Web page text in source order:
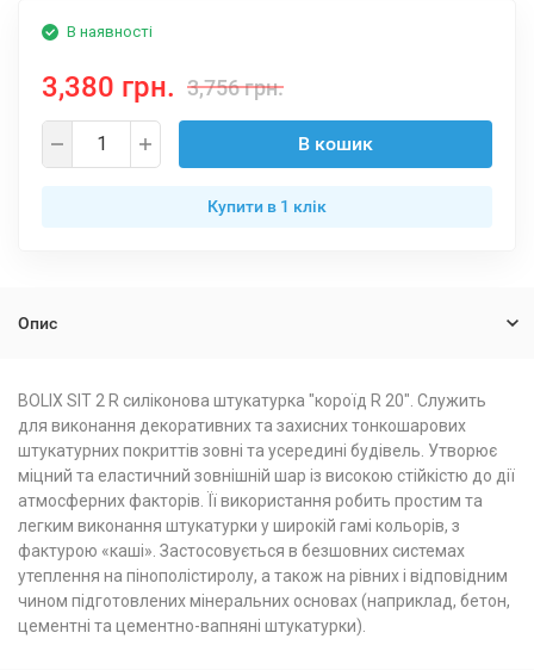
В наявності
3,380 грн. 3,756 грн.
В кошик
Купити в 1 клiк
Опис
BOLIX SIT 2 R силіконова штукатурка "короїд R 20". Служить
для виконання декоративних та захисних тонкошарових
штукатурних покриттів зовні та усередині будівель. Утворює
міцний та еластичний зовнішній шар із високою стійкістю до дії
атмосферних факторів. Її використання робить простим та
легким виконання штукатурки у широкій гамі кольорів, з
фактурою «каші». Застосовується в безшовних системах
утеплення на пінополістиролу, а також на рівних і відповідним
чином підготовлених мінеральних основах (наприклад, бетон,
цементні та цементно-вапняні штукатурки).